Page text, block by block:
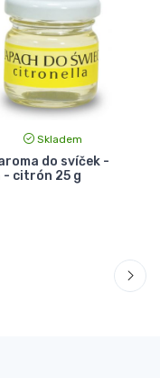
Skladem
do svíček -
- citrón 25 g